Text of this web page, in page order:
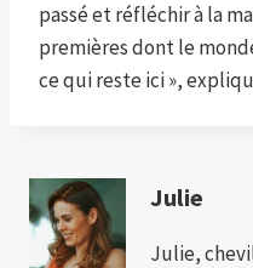
passé et réfléchir à la
premières dont le
ce qui reste ici »,
Julie
Julie,